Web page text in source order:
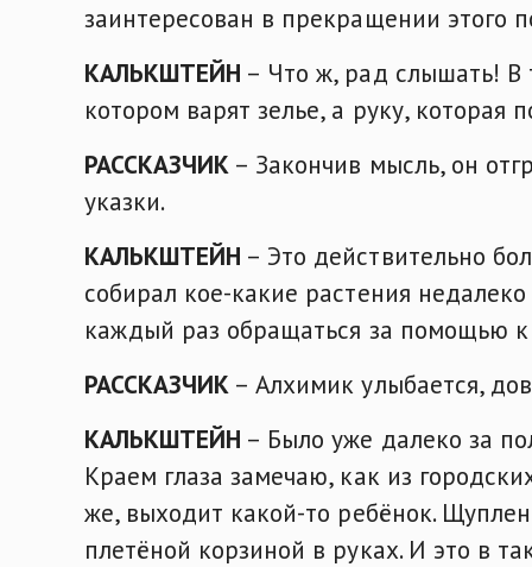
заинтересован в прекращении этого
КАЛЬКШТЕЙН – Что ж, рад слышать! В
котором варят зелье, а руку,
РАССКАЗЧИК – Закончив мысль, он
указки.
КАЛЬКШТЕЙН – Это действительно
собирал кое-какие растения
каждый раз обращаться за помощью
РАССКАЗЧИК – Алхимик улыбается,
КАЛЬКШТЕЙН – Было уже далеко за
Краем глаза замечаю, как из
же, выходит какой-то ребёнок.
плетёной корзиной в руках. И это в